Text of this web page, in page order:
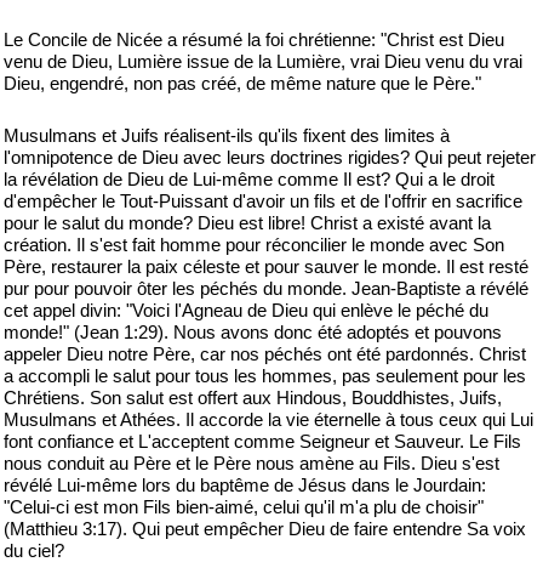
Le Concile de Nicée a résumé la foi chrétienne: "Christ est Dieu
venu de Dieu, Lumière issue de la Lumière, vrai Dieu venu du vrai
Dieu, engendré, non pas créé, de même nature que le Père."
Musulmans et Juifs réalisent-ils qu'ils fixent des limites à
l'omnipotence de Dieu avec leurs doctrines rigides? Qui peut rejeter
la révélation de Dieu de Lui-même comme Il est? Qui a le droit
d'empêcher le Tout-Puissant d'avoir un fils et de l'offrir en sacrifice
pour le salut du monde? Dieu est libre! Christ a existé avant la
création. Il s'est fait homme pour réconcilier le monde avec Son
Père, restaurer la paix céleste et pour sauver le monde. Il est resté
pur pour pouvoir ôter les péchés du monde. Jean-Baptiste a révélé
cet appel divin: "Voici l'Agneau de Dieu qui enlève le péché du
monde!" (Jean 1:29). Nous avons donc été adoptés et pouvons
appeler Dieu notre Père, car nos péchés ont été pardonnés. Christ
a accompli le salut pour tous les hommes, pas seulement pour les
Chrétiens. Son salut est offert aux Hindous, Bouddhistes, Juifs,
Musulmans et Athées. Il accorde la vie éternelle à tous ceux qui Lui
font confiance et L'acceptent comme Seigneur et Sauveur. Le Fils
nous conduit au Père et le Père nous amène au Fils. Dieu s'est
révélé Lui-même lors du baptême de Jésus dans le Jourdain:
"Celui-ci est mon Fils bien-aimé, celui qu'il m'a plu de choisir"
(Matthieu 3:17). Qui peut empêcher Dieu de faire entendre Sa voix
du ciel?